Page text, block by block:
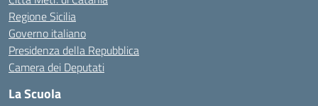
Regione Sicilia
Governo italiano
Presidenza della Repubblica
Camera dei Deputati
La Scuola